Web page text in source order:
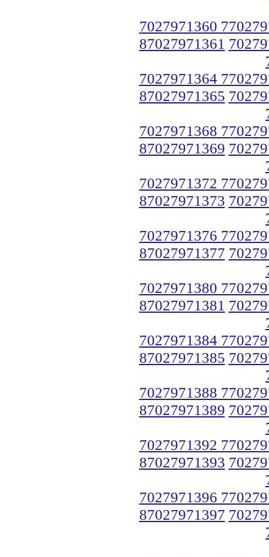
7027971360
87027971361
7027971364
87027971365
7027971368
87027971369
7027971372
87027971373
7027971376
87027971377
7027971380
87027971381
7027971384
87027971385
7027971388
87027971389
7027971392
87027971393
7027971396
87027971397